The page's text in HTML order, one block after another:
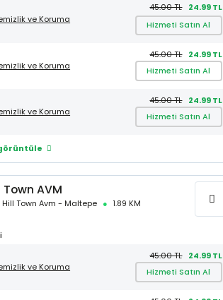
ve Koruma
45.00 TL 24.99 TL
Hizmeti Satın Al
ve Koruma
45.00 TL 24.99 TL
Hizmeti Satın Al
ve Koruma
45.00 TL 24.99 TL
Hizmeti Satın Al
AVM
Hill Town Avm - Maltepe 1.89 KM
ve Koruma
45.00 TL 24.99 TL
Hizmeti Satın Al